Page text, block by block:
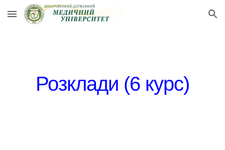
Skip to main content Skip to navigation
Розклади (6 курс)